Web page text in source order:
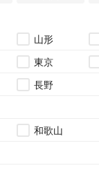
山形
東京
長野
和歌山